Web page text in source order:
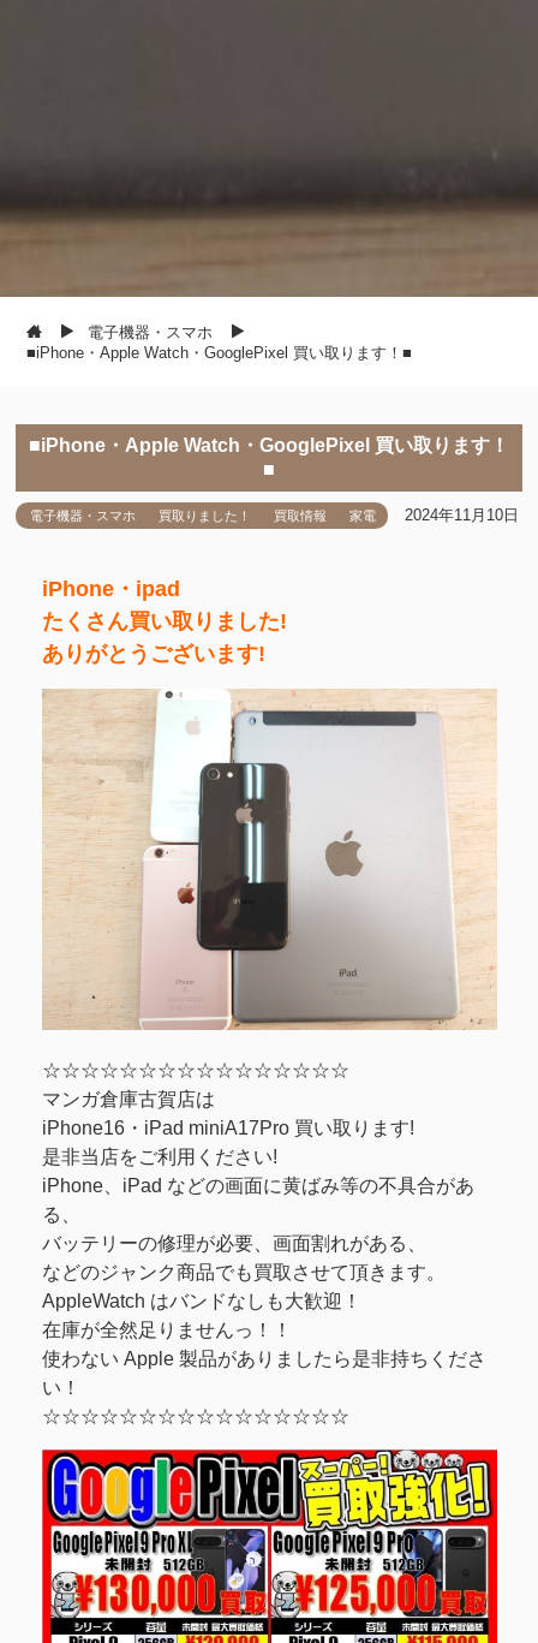
電子機器・スマホ
■iPhone・Apple Watch・GooglePixel 買い取ります！■
■iPhone・Apple Watch・GooglePixel 買い取ります！
■
電子機器・スマホ 買取りました！ 買取情報 家電 2024年11月10日
iPhone・ipad
たくさん買い取りました!
ありがとうございます!
☆☆☆☆☆☆☆☆☆☆☆☆☆☆☆☆
マンガ倉庫古賀店は
iPhone16・iPad miniA17Pro 買い取ります!
是非当店をご利用ください!
iPhone、iPad などの画面に黄ばみ等の不具合があ
る、
バッテリーの修理が必要、画面割れがある、
などのジャンク商品でも買取させて頂きます。
AppleWatch はバンドなしも大歓迎！
在庫が全然足りませんっ！！
使わない Apple 製品がありましたら是非持ちくださ
い！
☆☆☆☆☆☆☆☆☆☆☆☆☆☆☆☆